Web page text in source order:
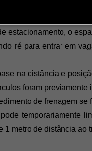
de condução
estacionamento, o
ré para entrar em
na distância e
foram
de frenagem
temporariamente
metro de distância ao